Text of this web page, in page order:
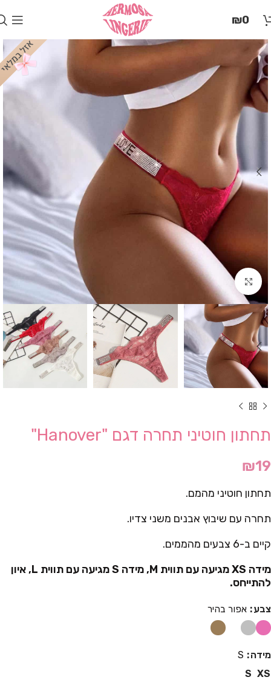
זֶה
מַעֲרֶכֶת
"המרכז
הישראלי
לְהַנְגָּשָׁת
אָתָרִים".
הַמְּסַיַּעַת
לִנְגִישׁוּת
לִפְתִיחַת
תַּפְרִיט
הֵנְּגִישׁוּת
לְחַץ
₪0
Click to enlarge
תחתון חוטיני תחרה דגם "Hanover"
₪19
תחתון חוטיני מהמם.
תחרה עם שיבוץ אבנים משני צדיו.
קיים ב-6 צבעים מהממים.
מידה XS מגיעה עם תווית M, מידה S מגיעה עם תווית L, איון
להתייחס.
צבע אפור בהיר
מידה
S
XS
S